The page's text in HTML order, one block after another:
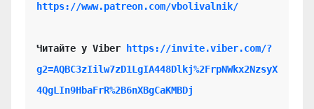
https://www.patreon.com/vbolivalnik/
Читайте у Viber
https://invite.viber.com/?
g2=AQBC3zIilw7zD1LgIA448Dlkj%2FrpNWkx2NzsyX
4QgLIn9HbaFrR%2B6nXBgCaKMBDj